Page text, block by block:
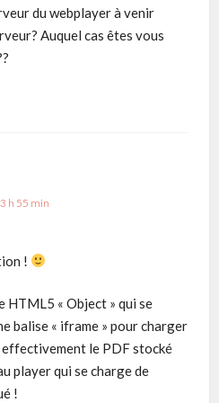
du webplayer à venir
Auquel cas êtes vous
h 55 min
!
HTML5 « Object » qui se
balise « iframe » pour charger
effectivement le PDF stocké
player qui se charge de
!